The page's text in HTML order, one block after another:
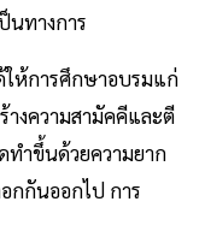
นทางการ
ห้การศึกษาอบรมแก่
างความสามัคคีและตี
ทำขึ้นด้วยความยาก
กกันออกไป การ